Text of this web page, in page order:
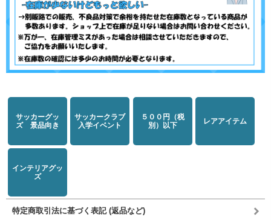
サッカーグッ
ズ 景品向き
サッカークラブ
入学イベント
５００円（税
別）以下
レアアイテム
インテリアグッ
ズ
特定商取引法に基づく表記 (返品など)